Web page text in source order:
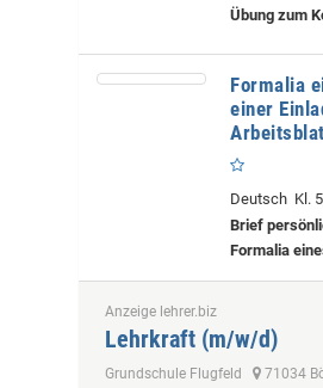
Übung zum
Formalia
einer
Deutsch Kl.
Brief
Formalia
Anzeige lehrer.biz
Lehrkraft (m/w/d)
Grundschule Flugfeld 71034